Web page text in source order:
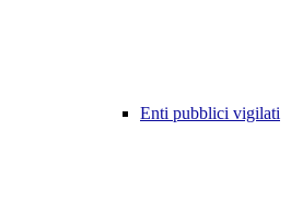
Enti pubblici vigilati